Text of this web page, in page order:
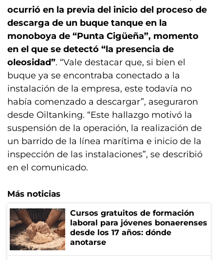
ocurrió en la previa del inicio del proceso de
descarga de un buque tanque en la
monoboya de “Punta Cigüeña”, momento
en el que se detectó “la presencia de
oleosidad”. “Vale destacar que, si bien el
buque ya se encontraba conectado a la
instalación de la empresa, este todavía no
había comenzado a descargar”, aseguraron
desde Oiltanking. “Este hallazgo motivó la
suspensión de la operación, la realización de
un barrido de la línea marítima e inicio de la
inspección de las instalaciones”, se describió
en el comunicado.
Más noticias
Cursos gratuitos de formación
laboral para jóvenes bonaerenses
desde los 17 años: dónde
anotarse